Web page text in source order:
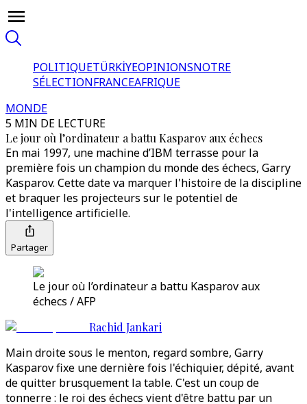
POLITIQUETÜRKİYEOPINIONSNOTRE
SÉLECTIONFRANCEAFRIQUE
MONDE
5 MIN DE LECTURE
Le jour où l’ordinateur a battu Kasparov aux échecs
En mai 1997, une machine d’IBM terrasse pour la
première fois un champion du monde des échecs, Garry
Kasparov. Cette date va marquer l'histoire de la discipline
et braquer les projecteurs sur le potentiel de
l'intelligence artificielle.
Partager
Le jour où l’ordinateur a battu Kasparov aux
échecs / AFP
Rachid Jankari
Main droite sous le menton, regard sombre, Garry
Kasparov fixe une dernière fois l'échiquier, dépité, avant
de quitter brusquement la table. C'est un coup de
tonnerre : le roi des échecs vient d'être battu par un